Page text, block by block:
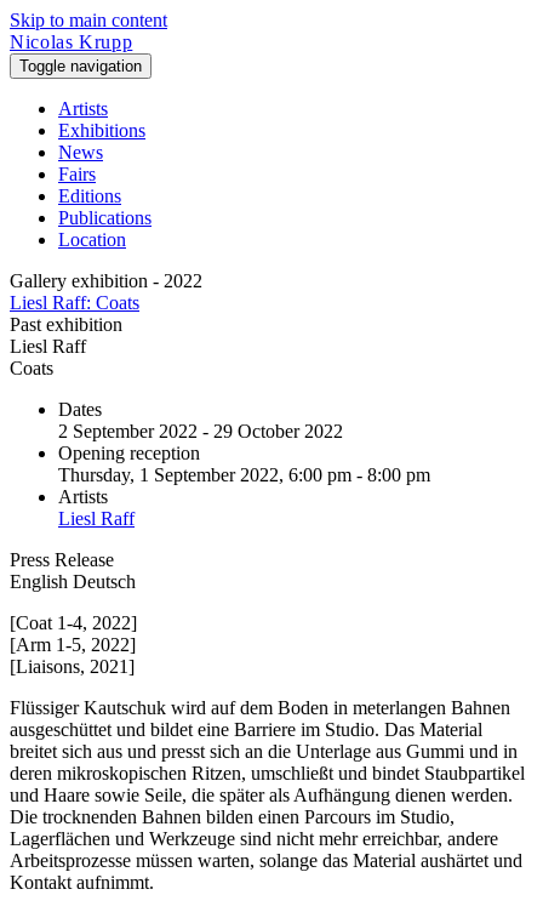
Skip to main content
Nicolas Krupp
Toggle navigation
Artists
Exhibitions
News
Fairs
Editions
Publications
Location
Gallery exhibition - 2022
Liesl Raff: Coats
Past exhibition
Liesl Raff
Coats
Dates
2 September 2022 - 29 October 2022
Opening reception
Thursday, 1 September 2022, 6:00 pm - 8:00 pm
Artists
Liesl Raff
Press Release
English Deutsch
[Coat 1-4, 2022]
[Arm 1-5, 2022]
[Liaisons, 2021]
Flüssiger Kautschuk wird auf dem Boden in meterlangen Bahnen
ausgeschüttet und bildet eine Barriere im Studio. Das Material
breitet sich aus und presst sich an die Unterlage aus Gummi und in
deren mikroskopischen Ritzen, umschließt und bindet Staubpartikel
und Haare sowie Seile, die später als Aufhängung dienen werden.
Die trocknenden Bahnen bilden einen Parcours im Studio,
Lagerflächen und Werkzeuge sind nicht mehr erreichbar, andere
Arbeitsprozesse müssen warten, solange das Material aushärtet und
Kontakt aufnimmt.